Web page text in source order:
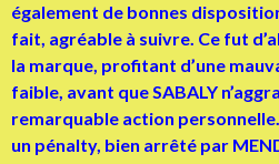
également de bonnes
fait, agréable à suivre. Ce fut
la marque, profitant d’une
faible, avant que SABALY
remarquable action
un pénalty, bien arrêté par